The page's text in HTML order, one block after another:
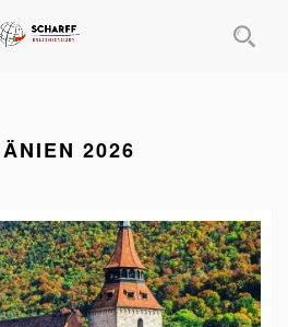
2026